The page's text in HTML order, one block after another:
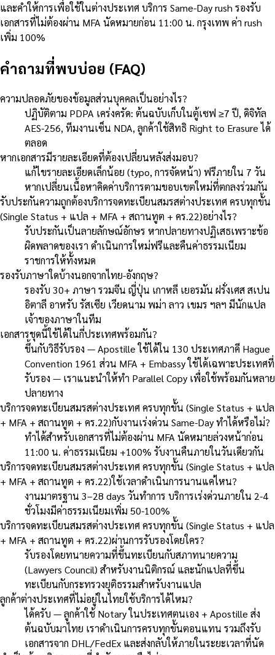
และคำให้การเพื่อใช้ในต่างประเทศ บริการ Same-Day rush รองรับ
เอกสารที่ไม่ต้องผ่าน MFA นัดหมายก่อน 11:00 น. กรุงเทพ ค่า rush
เพิ่ม 100%
คำถามที่พบบ่อย (FAQ)
ความปลอดภัยของข้อมูลส่วนบุคคลเป็นอย่างไร?
ปฏิบัติตาม PDPA เคร่งครัด: ต้นฉบับเก็บในตู้เซฟ ≥7 ปี, ดิจิทัล
AES-256, ทีมงานเซ็น NDA, ลูกค้าใช้สิทธิ Right to Erasure ได้
ตลอด
หากเอกสารมีรายละเอียดที่ต้องเปลี่ยนหลังส่งมอบ?
แก้ไขรายละเอียดเล็กน้อย (typo, การจัดหน้า) ฟรีภายใน 7 วัน
หากเปลี่ยนเนื้อหาคิดค่าบริการตามขอบเขตใหม่ที่ตกลงร่วมกัน
รับประกันความถูกต้องบริการจดทะเบียนสมรสต่างประเทศ ครบทุกขั้น
(Single Status + แปล + MFA + สถานทูต + คร.22)อย่างไร?
รับประกันเป็นลายลักษณ์อักษร หากปลายทางปฏิเสธเพราะข้อ
ผิดพลาดของเรา ดำเนินการใหม่ฟรีและคืนค่าธรรมเนียม
ราชการให้ทั้งหมด
รองรับภาษาใดบ้างนอกจากไทย-อังกฤษ?
รองรับ 30+ ภาษา รวมจีน ญี่ปุ่น เกาหลี เยอรมัน ฝรั่งเศส สเปน
อิตาลี อาหรับ รัสเซีย เวียดนาม พม่า ลาว เขมร ฯลฯ มีนักแปล
เจ้าของภาษาในทีม
เอกสารชุดนี้ใช้ได้ในกี่ประเทศพร้อมกัน?
ขึ้นกับวิธีรับรอง — Apostille ใช้ได้ใน 130 ประเทศภาคี Hague
Convention 1961 ส่วน MFA + Embassy ใช้ได้เฉพาะประเทศที่
รับรอง — เราแนะนำให้ทำ Parallel Copy เพื่อใช้พร้อมกันหลาย
ปลายทาง
บริการจดทะเบียนสมรสต่างประเทศ ครบทุกขั้น (Single Status + แปล
+ MFA + สถานทูต + คร.22)กับงานเร่งด่วน Same-Day ทำได้หรือไม่?
ทำได้สำหรับเอกสารที่ไม่ต้องผ่าน MFA นัดหมายล่วงหน้าก่อน
11:00 น. ค่าธรรมเนียม +100% รับงานคืนภายในวันเดียวกัน
บริการจดทะเบียนสมรสต่างประเทศ ครบทุกขั้น (Single Status + แปล
+ MFA + สถานทูต + คร.22)ใช้เวลาดำเนินการนานแค่ไหน?
งานมาตรฐาน 3–28 days วันทำการ บริการเร่งด่วนภายใน 2-4
ชั่วโมงมีค่าธรรมเนียมเพิ่ม 50-100%
บริการจดทะเบียนสมรสต่างประเทศ ครบทุกขั้น (Single Status + แปล
+ MFA + สถานทูต + คร.22)ผ่านการรับรองโดยใคร?
รับรองโดยทนายความที่ขึ้นทะเบียนกับสภาทนายความ
(Lawyers Council) สำหรับงานนิติกรณ์ และนักแปลที่ขึ้น
ทะเบียนกับกระทรวงยุติธรรมสำหรับงานแปล
ลูกค้าต่างประเทศที่ไม่อยู่ในไทยใช้บริการได้ไหม?
ได้ครับ — ลูกค้าใช้ Notary ในประเทศตนเอง + Apostille ส่ง
ต้นฉบับมาไทย เราดำเนินการครบทุกขั้นตอนแทน รวมถึงรับ
เอกสารจาก DHL/FedEx และส่งกลับให้ภายในระยะเวลาที่นัด